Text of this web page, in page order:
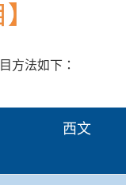
方法如下：
西文